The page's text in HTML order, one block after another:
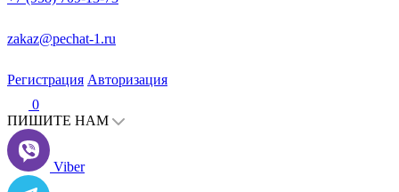
zakaz@pechat-1.ru
Регистрация Авторизация
0
ПИШИТЕ НАМ
Viber